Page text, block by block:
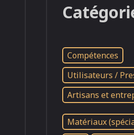
Compétences
Utilisateurs /
Artisans et
Matériaux